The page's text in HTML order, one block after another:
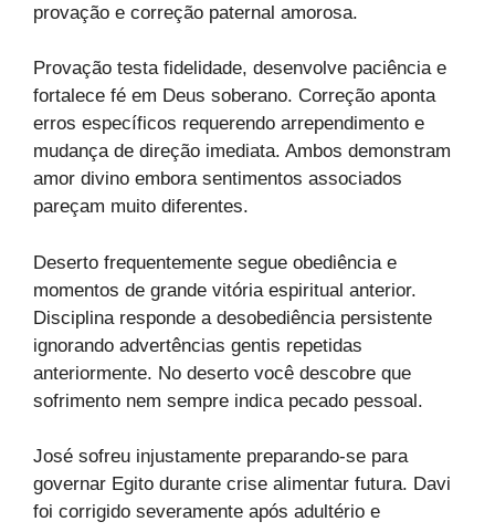
provação e correção paternal amorosa.
Provação testa fidelidade, desenvolve paciência e
fortalece fé em Deus soberano. Correção aponta
erros específicos requerendo arrependimento e
mudança de direção imediata. Ambos demonstram
amor divino embora sentimentos associados
pareçam muito diferentes.
Deserto frequentemente segue obediência e
momentos de grande vitória espiritual anterior.
Disciplina responde a desobediência persistente
ignorando advertências gentis repetidas
anteriormente. No deserto você descobre que
sofrimento nem sempre indica pecado pessoal.
José sofreu injustamente preparando-se para
governar Egito durante crise alimentar futura. Davi
foi corrigido severamente após adultério e